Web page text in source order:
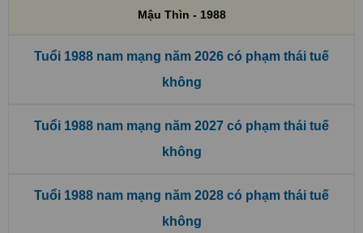
Mậu Thìn - 1988
Tuổi 1988 nam mạng năm 2026 có phạm thái tuế
không
Tuổi 1988 nam mạng năm 2027 có phạm thái tuế
không
Tuổi 1988 nam mạng năm 2028 có phạm thái tuế
không